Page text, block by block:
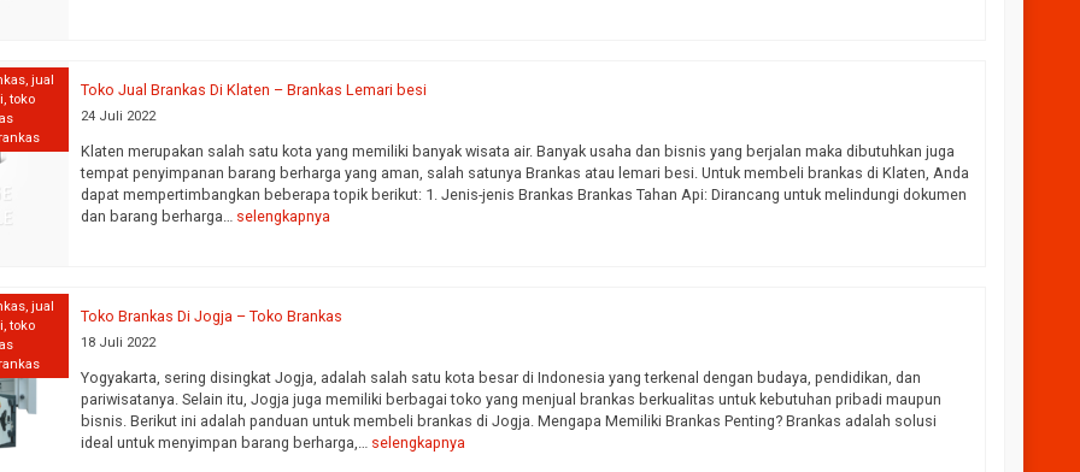
,jual
,toko
Toko Jual Brankas Di Klaten – Brankas Lemari besi
24 Juli 2022
Klaten merupakan salah satu kota yang memiliki banyak wisata air. Banyak usaha dan bisnis yang berjalan maka dibutuhkan juga
tempat penyimpanan barang berharga yang aman, salah satunya Brankas atau lemari besi. Untuk membeli brankas di Klaten, Anda
dapat mempertimbangkan beberapa topik berikut: 1. Jenis-jenis Brankas Brankas Tahan Api: Dirancang untuk melindungi dokumen
dan barang berharga… selengkapnya
,jual
,toko
Toko Brankas Di Jogja – Toko Brankas
18 Juli 2022
Yogyakarta, sering disingkat Jogja, adalah salah satu kota besar di Indonesia yang terkenal dengan budaya, pendidikan, dan
pariwisatanya. Selain itu, Jogja juga memiliki berbagai toko yang menjual brankas berkualitas untuk kebutuhan pribadi maupun
bisnis. Berikut ini adalah panduan untuk membeli brankas di Jogja. Mengapa Memiliki Brankas Penting? Brankas adalah solusi
ideal untuk menyimpan barang berharga,… selengkapnya
CS
Tersedia Tersedia